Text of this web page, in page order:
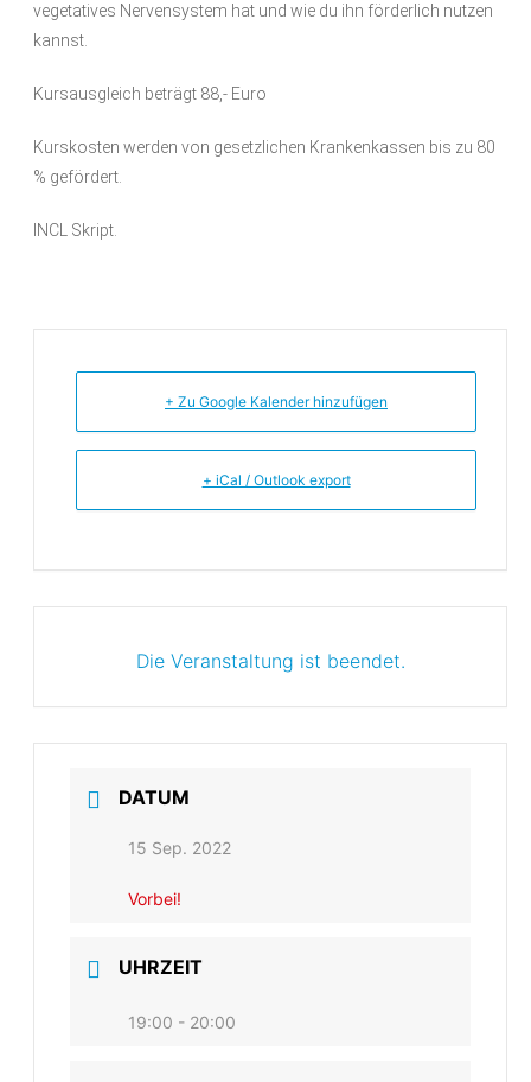
vegetatives Nervensystem hat und wie du ihn förderlich nutzen
kannst.
Kursausgleich beträgt 88,- Euro
Kurskosten werden von gesetzlichen Krankenkassen bis zu 80
% gefördert.
INCL Skript.
+ Zu Google Kalender hinzufügen
+ iCal / Outlook export
Die Veranstaltung ist beendet.
DATUM
15 Sep. 2022
Vorbei!
UHRZEIT
19:00 - 20:00